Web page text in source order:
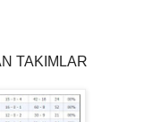
TAKIMLAR